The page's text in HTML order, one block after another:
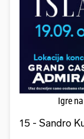
Igre
15 - Sandro